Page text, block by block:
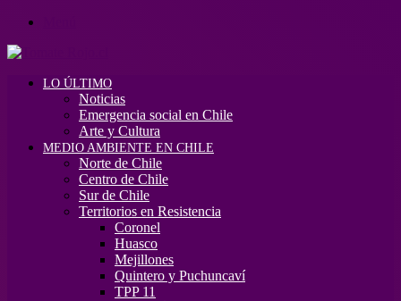
LO ÚLTIMO
Noticias
Emergencia social en Chile
Arte y Cultura
MEDIO AMBIENTE EN CHILE
Norte de Chile
Centro de Chile
Sur de Chile
Territorios en Resistencia
Coronel
Huasco
Mejillones
Quintero y Puchuncaví
TPP 11